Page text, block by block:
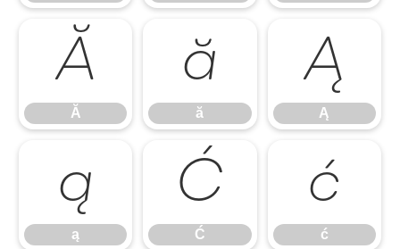
Ă
Ă
ă
ă
Ą
Ą
ą
ą
Ć
Ć
ć
ć